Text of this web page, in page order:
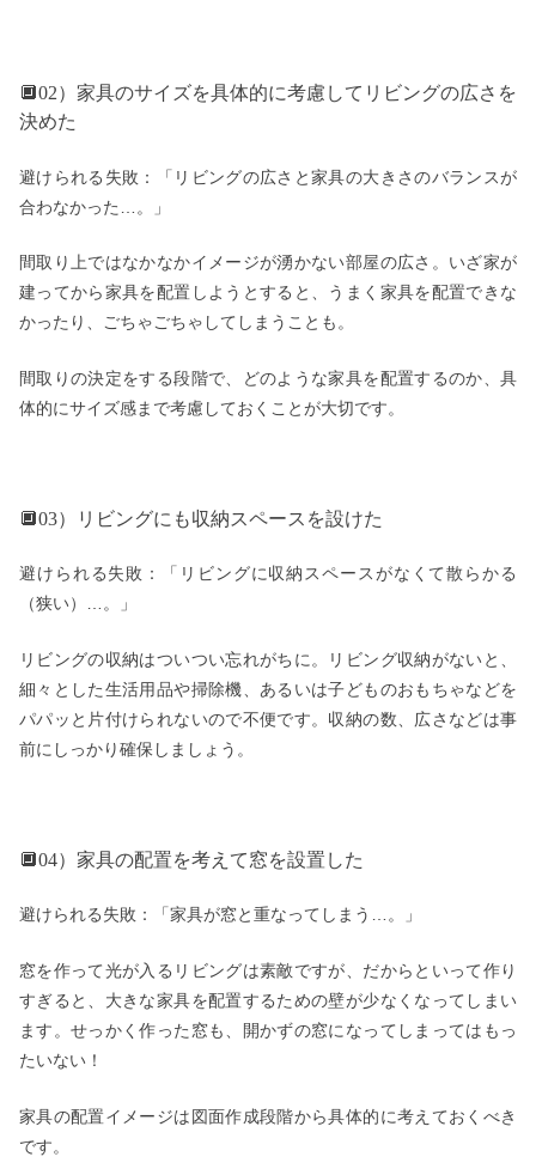
🔲02）家具のサイズを具体的に考慮してリビングの広さを
決めた
避けられる失敗：「リビングの広さと家具の大きさのバランスが
合わなかった…。」
間取り上ではなかなかイメージが湧かない部屋の広さ。いざ家が
建ってから家具を配置しようとすると、うまく家具を配置できな
かったり、ごちゃごちゃしてしまうことも。
間取りの決定をする段階で、どのような家具を配置するのか、具
体的にサイズ感まで考慮しておくことが大切です。
🔲03）リビングにも収納スペースを設けた
避けられる失敗：「リビングに収納スペースがなくて散らかる
（狭い）…。」
リビングの収納はついつい忘れがちに。リビング収納がないと、
細々とした生活用品や掃除機、あるいは子どものおもちゃなどを
パパッと片付けられないので不便です。収納の数、広さなどは事
前にしっかり確保しましょう。
🔲04）家具の配置を考えて窓を設置した
避けられる失敗：「家具が窓と重なってしまう…。」
窓を作って光が入るリビングは素敵ですが、だからといって作り
すぎると、大きな家具を配置するための壁が少なくなってしまい
ます。せっかく作った窓も、開かずの窓になってしまってはもっ
たいない！
家具の配置イメージは図面作成段階から具体的に考えておくべき
です。